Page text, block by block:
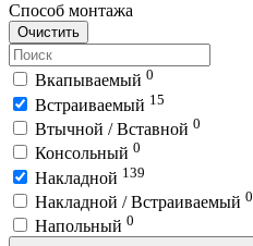
Способ монтажа
Очистить
Вкапываемый 0
Встраиваемый 15
Втычной / Вставной 0
Консольный 0
Накладной 139
Накладной / Встраиваемый 0
Напольный 0